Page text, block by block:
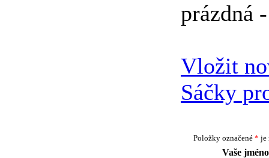
prázdná
Vložit
Sáčky
Položky označené * je
Vaše jméno